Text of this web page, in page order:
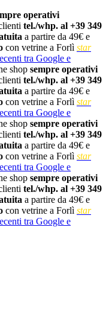
operativi
tel./whp. al +39 349
a partire da 49€ e
con vetrine a Forlì star
tra Google e
shop sempre operativi
tel./whp. al +39 349
a partire da 49€ e
con vetrine a Forlì star
tra Google e
shop sempre operativi
tel./whp. al +39 349
a partire da 49€ e
con vetrine a Forlì star
tra Google e
shop sempre operativi
tel./whp. al +39 349
a partire da 49€ e
con vetrine a Forlì star
tra Google e